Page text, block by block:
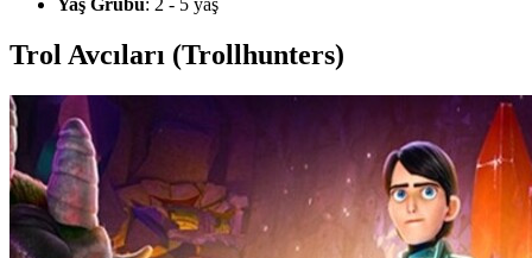
Trol Avcıları (Trollhunters)